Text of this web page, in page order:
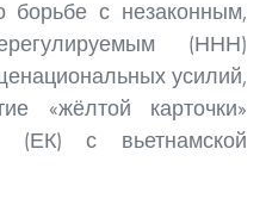
борьбе с незаконным,
(ННН)
усилий,
«жёлтой карточки»
(ЕК) с вьетнамской